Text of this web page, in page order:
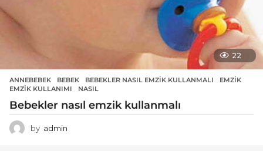
22
ANNEBEBEK BEBEK ,BEBEKLER NASIL EMZIK KULLANMALI ,EMZIK
EMZIK KULLANIMI
,NASIL
Bebekler nasıl emzik kullanmalı
by admin